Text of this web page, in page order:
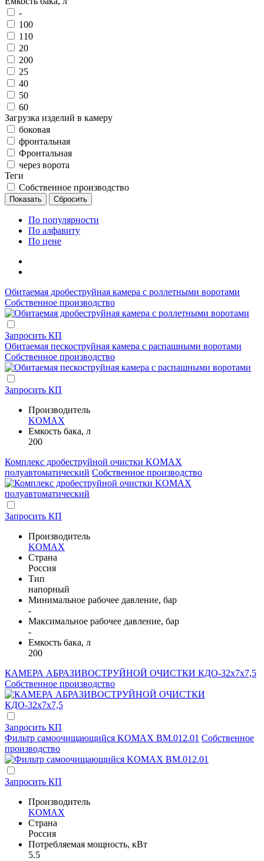
-
100
110
20
200
25
40
50
60
Загрузка изделий в камеру
боковая
фронтальная
Фронтальная
через ворота
Теги
Собственное производство
По популярности
По алфавиту
По цене
Обитаемая дробеструйная камера с роллетными воротами
Собственное производство
Запросить КП
Обитаемая пескоструйная камера с распашными воротами
Собственное производство
Запросить КП
Производитель
KOMAX
Емкость бака, л
200
Комплекс дробеструйной очистки KOMAX
полуавтоматический Собственное производство
Запросить КП
Производитель
KOMAX
Страна
Россия
Тип
напорный
Минимальное рабочее давление, бар
-
Максимальное рабочее давление, бар
-
Емкость бака, л
200
КАМЕРА АБРАЗИВОСТРУЙНОЙ ОЧИСТКИ КДО-32х7х7,5
Собственное производство
Запросить КП
Фильтр самоочищающийся KOMAX BM.012.01 Собственное
производство
Запросить КП
Производитель
KOMAX
Страна
Россия
Потребляемая мощность, кВт
5.5